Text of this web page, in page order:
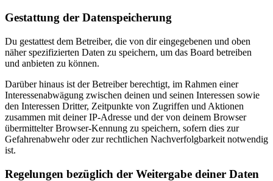
Gestattung der Datenspeicherung
Du gestattest dem Betreiber, die von dir eingegebenen und oben
näher spezifizierten Daten zu speichern, um das Board betreiben
und anbieten zu können.
Darüber hinaus ist der Betreiber berechtigt, im Rahmen einer
Interessenabwägung zwischen deinen und seinen Interessen sowie
den Interessen Dritter, Zeitpunkte von Zugriffen und Aktionen
zusammen mit deiner IP-Adresse und der von deinem Browser
übermittelter Browser-Kennung zu speichern, sofern dies zur
Gefahrenabwehr oder zur rechtlichen Nachverfolgbarkeit notwendig
ist.
Regelungen bezüglich der Weitergabe deiner Daten